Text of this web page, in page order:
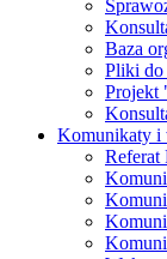
Baza
Pliki do
Projekt
Komunikaty i
Referat